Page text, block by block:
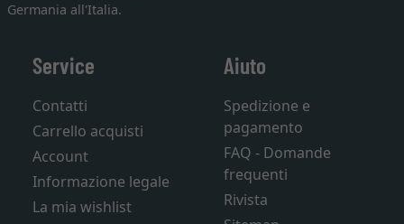
Germania all'Italia.
Service
Contatti
Carrello acquisti
Account
Informazione legale
La mia wishlist
Aiuto
Spedizione e
pagamento
FAQ - Domande
frequenti
Rivista